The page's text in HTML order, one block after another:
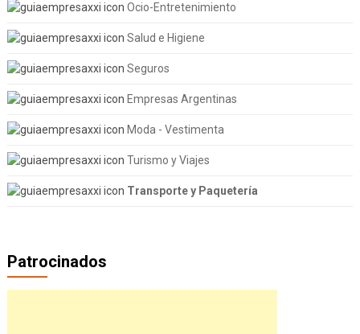
Ocio-Entretenimiento
Salud e Higiene
Seguros
Empresas Argentinas
Moda - Vestimenta
Turismo y Viajes
Transporte y Paquetería
Patrocinados